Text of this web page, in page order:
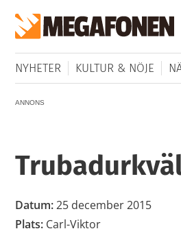
NYHETER KULTUR & NÖJE
ANNONS
Datum:25 december 2015
Plats:Carl-Viktor